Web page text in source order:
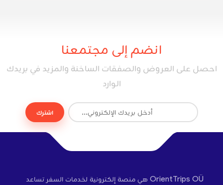
انضم إلى مجتمعنا
احصل على العروض والصفقات الساخنة والمزيد في بريدك
الوارد
اشترك
OrientTrips OÜ هي منصة إلكترونية لخدمات السفر تساعد